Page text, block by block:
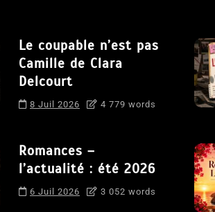
Le coupable n’est pas
Camille de Clara
Delcourt
8 Juil 2026 4 779 words
Romances –
l’actualité : été 2026
6 Juil 2026 3 052 words